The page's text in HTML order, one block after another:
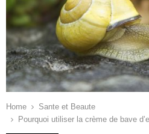
Home
Sante et Beaute
Pourquoi utiliser la crème de bave